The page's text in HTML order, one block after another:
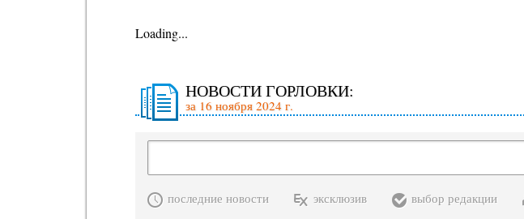
Loading...
НОВОСТИ ГОРЛОВКИ:
за 16 ноября 2024 г.
последние новости эксклюзив выбор редакции